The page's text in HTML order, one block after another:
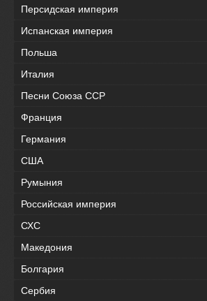
Персидская империя
Испанская империя
Польша
Италия
Песни Союза ССР
Франция
Германия
США
Румыния
Российская империя
СХС
Македония
Болгария
Сербия